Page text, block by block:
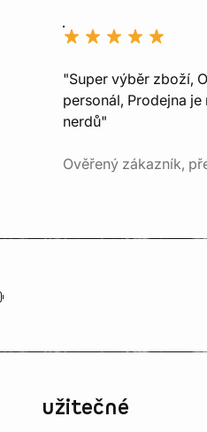
"Super výběr zboží,
personál, Prodejna je
nerdů"
Ověřený zákazník,
užitečné